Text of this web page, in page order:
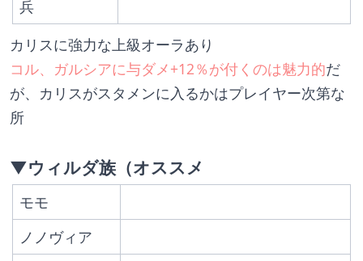
兵
カリスに強力な上級オーラあり
コル、ガルシアに与ダメ+12％が付くのは魅力的だ
が、カリスがスタメンに入るかはプレイヤー次第な
所
▼ウィルダ族（オススメ
モモ
ノノヴィア